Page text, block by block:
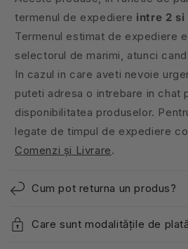
termenul de expediere intre 2 si
Termenul estimat de expediere
selectorul de marimi, atunci
In cazul in care aveti nevoie
puteti adresa o intrebare in chat
disponibilitatea produselor.
legate de timpul de expediere
Comenzi și Livrare.
Cum pot returna un produs?
Care sunt modalitățile de